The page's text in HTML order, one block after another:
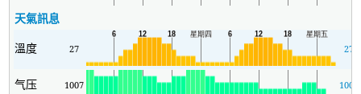
天氣訊息
溫度 27 27
气压 1007 1007